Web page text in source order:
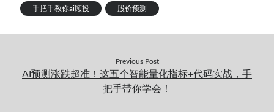
手把手教你ai顾投 股价预测
Previous Post
AI预测涨跌超准！这五个智能量化指标+代码实战，手
把手带你学会！